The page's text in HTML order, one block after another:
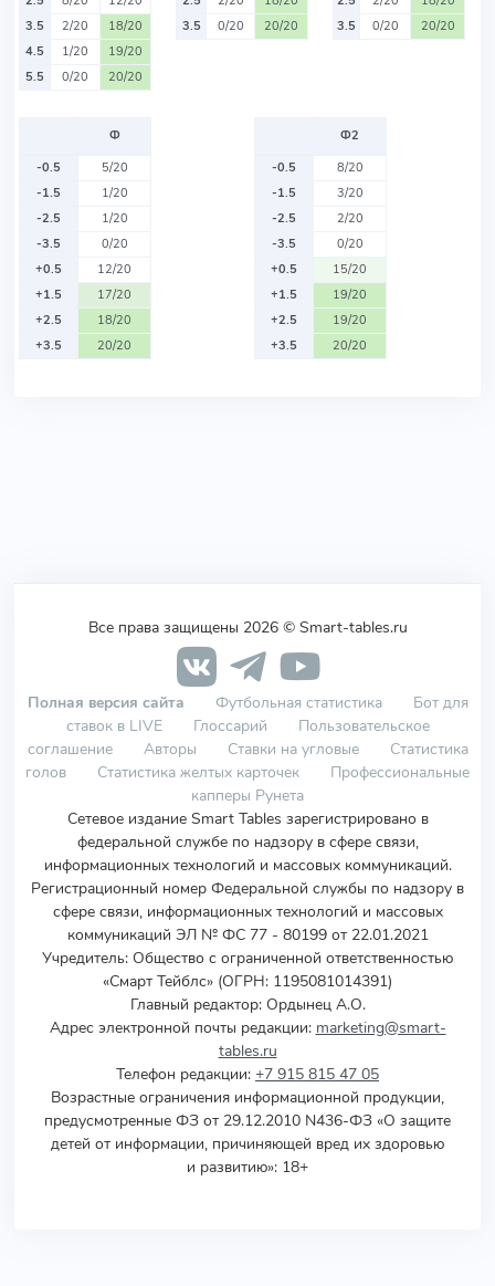
3.5
2/20
18/20
4.5
1/20
19/20
5.5
0/20 20/20
3.5
0/20 20/20
3.5
0/20 20/20
Ф
-0.5
5/20
-1.5
1/20
-2.5
1/20
-3.5
0/20
+0.5
12/20
+1.5
17/20
+2.5
18/20
+3.5
20/20
Ф2
-0.5
8/20
-1.5
3/20
-2.5
2/20
-3.5
0/20
+0.5
15/20
+1.5
19/20
+2.5
19/20
+3.5
20/20
Все права защищены 2026 © Smart-tables.ru
Полная версия сайта Футбольная статистика
Бот для
ставок в LIVE
Глоссарий
Пользовательское
соглашение
Авторы Ставки на угловые
Статистика
голов
Статистика желтых карточек
Профессиональные
капперы Рунета
Сетевое издание Smart Tables зарегистрировано в
федеральной службе по надзору в сфере связи,
информационных технологий и массовых коммуникаций.
Регистрационный номер Федеральной службы по надзору в
сфере связи, информационных технологий и массовых
коммуникаций ЭЛ № ФС 77 - 80199 от 22.01.2021
Учредитель: Общество с ограниченной ответственностью
«Смарт Тейблс» (ОГРН: 1195081014391)
Главный редактор: Ордынец А.О.
Адрес электронной почты редакции: marketing@smart-
tables.ru
Телефон редакции: +7 915 815 47 05
Возрастные ограничения информационной продукции,
предусмотренные ФЗ от 29.12.2010 N436-ФЗ «О защите
детей от информации, причиняющей вред их здоровью
и развитию»: 18+